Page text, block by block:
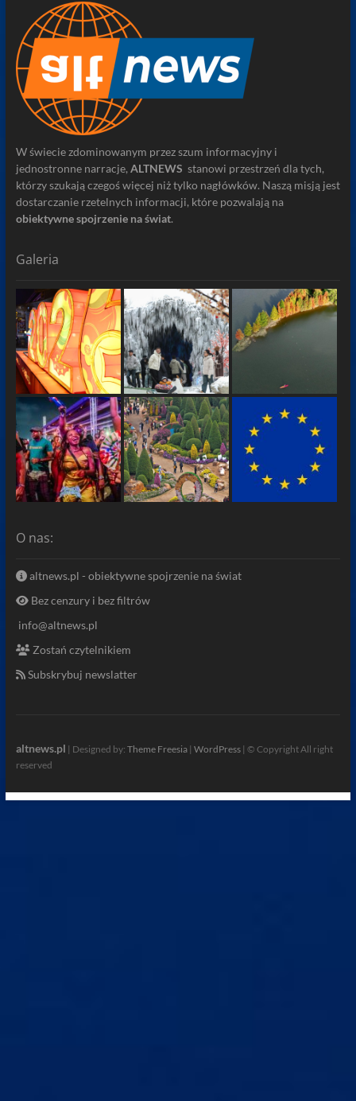
W świecie zdominowanym przez szum informacyjny i
jednostronne narracje, ALTNEWS stanowi przestrzeń dla tych,
którzy szukają czegoś więcej niż tylko nagłówków. Naszą misją jest
dostarczanie rzetelnych informacji, które pozwalają na
obiektywne spojrzenie na świat.
Galeria
O nas:
altnews.pl - obiektywne spojrzenie na świat
Bez cenzury i bez filtrów
info@altnews.pl
Zostań czytelnikiem
Subskrybuj newslatter
altnews.pl | Designed by: Theme Freesia| WordPress| © Copyright All right
reserved